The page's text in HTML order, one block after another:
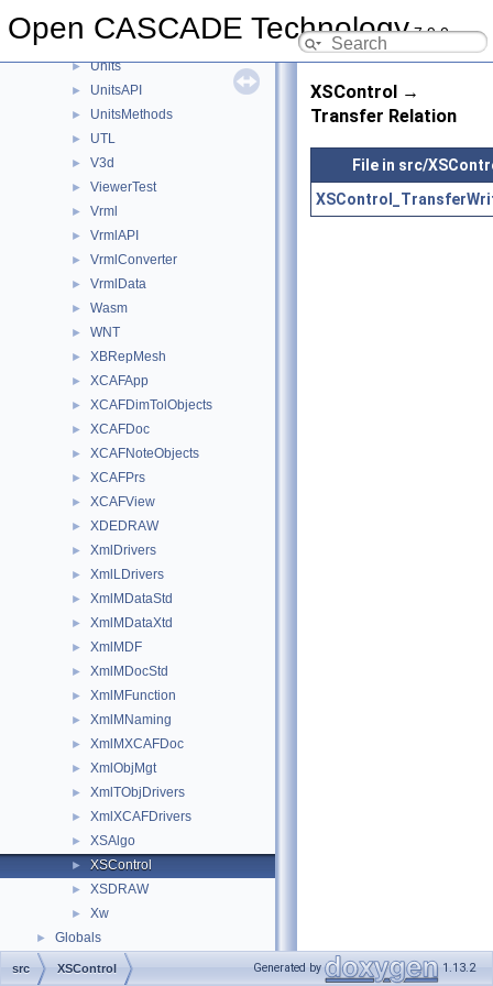
Open CASCADE Technology7.9.0
TransferBRep
► TShort
► Units
► UnitsAPI
► UnitsMethods
► UTL
► V3d
► ViewerTest
► Vrml
► VrmlAPI
► VrmlConverter
► VrmlData
► Wasm
► WNT
► XBRepMesh
► XCAFApp
► XCAFDimTolObjects
► XCAFDoc
► XCAFNoteObjects
► XCAFPrs
► XCAFView
► XDEDRAW
► XmlDrivers
► XmlLDrivers
► XmlMDataStd
► XmlMDataXtd
► XmlMDF
► XmlMDocStd
► XmlMFunction
► XmlMNaming
► XmlMXCAFDoc
► XmlObjMgt
► XmlTObjDrivers
► XmlXCAFDrivers
► XSAlgo
► XSControl
► XSDRAW
► Xw
► Globals
XSControl →
Transfer Relation
File in src/
src XSControl Generated by 1.13.2